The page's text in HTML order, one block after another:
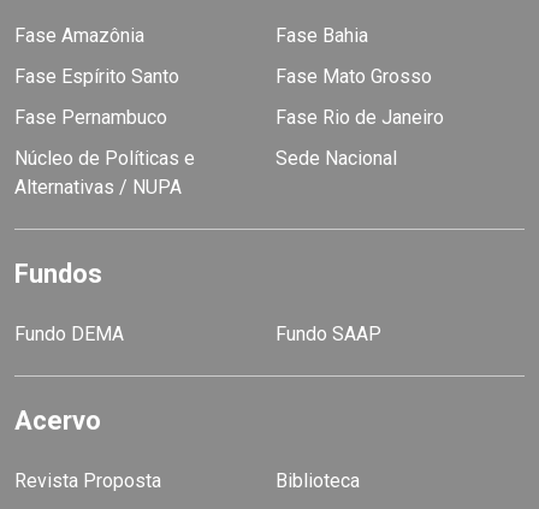
Fase Amazônia
Fase Bahia
Fase Espírito Santo
Fase Mato Grosso
Fase Pernambuco
Fase Rio de Janeiro
Núcleo de Políticas e
Alternativas / NUPA
Sede Nacional
Fundos
Fundo DEMA Fundo SAAP
Acervo
Revista Proposta
Biblioteca